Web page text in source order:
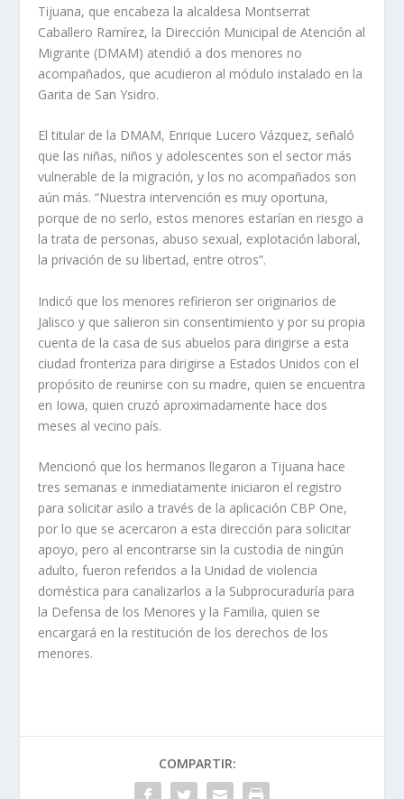
Tijuana, que encabeza la alcaldesa Montserrat
Caballero Ramírez, la Dirección Municipal de Atención al
Migrante (DMAM) atendió a dos menores no
acompañados, que acudieron al módulo instalado en la
Garita de San Ysidro.
El titular de la DMAM, Enrique Lucero Vázquez, señaló
que las niñas, niños y adolescentes son el sector más
vulnerable de la migración, y los no acompañados son
aún más. “Nuestra intervención es muy oportuna,
porque de no serlo, estos menores estarían en riesgo a
la trata de personas, abuso sexual, explotación laboral,
la privación de su libertad, entre otros”.
Indicó que los menores refirieron ser originarios de
Jalisco y que salieron sin consentimiento y por su propia
cuenta de la casa de sus abuelos para dirigirse a esta
ciudad fronteriza para dirigirse a Estados Unidos con el
propósito de reunirse con su madre, quien se encuentra
en Iowa, quien cruzó aproximadamente hace dos
meses al vecino país.
Mencionó que los hermanos llegaron a Tijuana hace
tres semanas e inmediatamente iniciaron el registro
para solicitar asilo a través de la aplicación CBP One,
por lo que se acercaron a esta dirección para solicitar
apoyo, pero al encontrarse sin la custodia de ningún
adulto, fueron referidos a la Unidad de violencia
doméstica para canalizarlos a la Subprocuraduría para
la Defensa de los Menores y la Familia, quien se
encargará en la restitución de los derechos de los
menores.
COMPARTIR: